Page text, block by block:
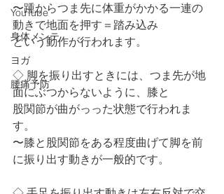
YouTube
身体メンテ
ヨガ
腰痛予防
〜踵からつま先に体重がかかる一連の
動きで地面を押す＝踏み込み
という動作が行われます。
◇ 脚を振り出すときには、つま先が地
面にぶつからないように、膝と
股関節が曲がっった状態で行われま
す。
〜膝と股関節をある程度曲げて脚を前
に振り出す動きが一般的です。